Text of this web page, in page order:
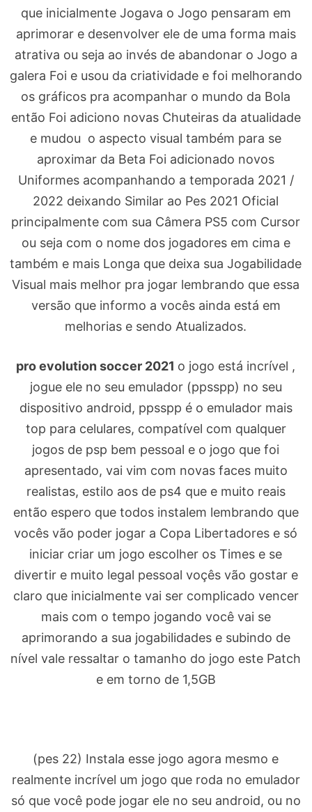
que inicialmente Jogava o Jogo pensaram em
aprimorar e desenvolver ele de uma forma mais
atrativa ou seja ao invés de abandonar o Jogo a
galera Foi e usou da criatividade e foi melhorando
os gráficos pra acompanhar o mundo da Bola
então Foi adiciono novas Chuteiras da atualidade
e mudou o aspecto visual também para se
aproximar da Beta Foi adicionado novos
Uniformes acompanhando a temporada 2021 /
2022 deixando Similar ao Pes 2021 Oficial
principalmente com sua Câmera PS5 com Cursor
ou seja com o nome dos jogadores em cima e
também e mais Longa que deixa sua Jogabilidade
Visual mais melhor pra jogar lembrando que essa
versão que informo a vocês ainda está em
melhorias e sendo Atualizados.
pro evolution soccer 2021 o jogo está incrível ,
jogue ele no seu emulador (ppsspp) no seu
dispositivo android, ppsspp é o emulador mais
top para celulares, compatível com qualquer
jogos de psp bem pessoal e o jogo que foi
apresentado, vai vim com novas faces muito
realistas, estilo aos de ps4 que e muito reais
então espero que todos instalem lembrando que
vocês vão poder jogar a Copa Libertadores e só
iniciar criar um jogo escolher os Times e se
divertir e muito legal pessoal voçês vão gostar e
claro que inicialmente vai ser complicado vencer
mais com o tempo jogando você vai se
aprimorando a sua jogabilidades e subindo de
nível vale ressaltar o tamanho do jogo este Patch
e em torno de 1,5GB
(pes 22) Instala esse jogo agora mesmo e
realmente incrível um jogo que roda no emulador
só que você pode jogar ele no seu android, ou no